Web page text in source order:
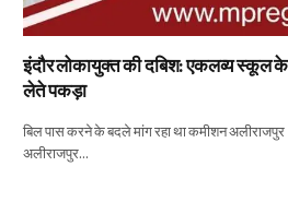
इंदौर लोकायुक्त की दबिश: एकलव्य स्कूल के
लेते पकड़ा
बिल पास करने के बदले मांग रहा था कमीशन
अलीराजपुर…